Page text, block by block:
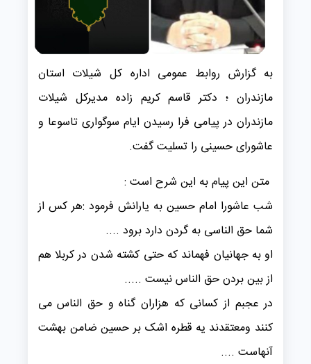
به گزارش روابط عمومی اداره کل شیلات استان
مازندران ؛ دکتر قاسم کریم زاده مدیرکل شیلات
مازندران در پیامی فرا رسیدن ایام سوگواری تاسوعا و
عاشورای حسینی را تسلیت گفت.
متن این پیام به این شرح است :
شب عاشورا امام حسین به یارانش فرمود :هر کس از
شما حق الناسی به گردن دارد برود ....
او به جهانیان فهماند که حتی کشته شدن در کربلا هم
از بین بردن حق الناس نیست .....
در عجبم از کسانی که هزاران گناه و حق الناس می
کنند ومعتقدند یه قطره اشک بر حسین ضامن بهشت
آنهاست ....